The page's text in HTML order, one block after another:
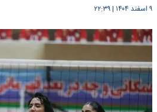
۹ اسفند ۱۴۰۴ |۲۲:۳۹